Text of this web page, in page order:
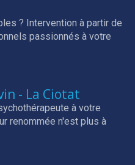
? Intervention à partir de
passionnés à votre
- La Ciotat
à votre
renommée n'est plus à